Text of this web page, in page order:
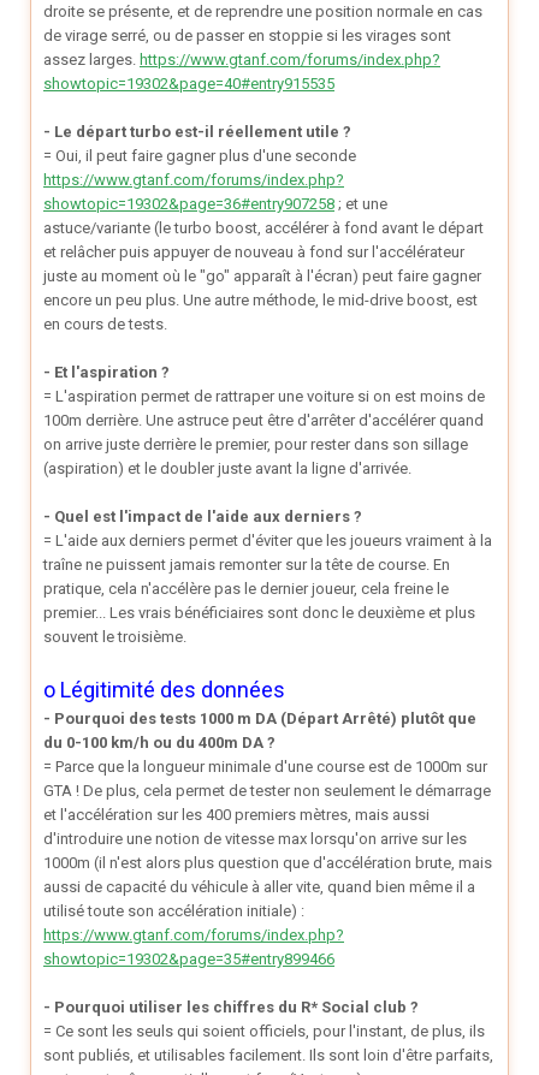
droite se présente, et de reprendre une position normale en cas
de virage serré, ou de passer en stoppie si les virages sont
assez larges. https://www.gtanf.com/forums/index.php?
showtopic=19302&page=40#entry915535
- Le départ turbo est-il réellement utile ?
= Oui, il peut faire gagner plus d'une seconde
https://www.gtanf.com/forums/index.php?
showtopic=19302&page=36#entry907258 ; et une
astuce/variante (le turbo boost, accélérer à fond avant le départ
et relâcher puis appuyer de nouveau à fond sur l'accélérateur
juste au moment où le "go" apparaît à l'écran) peut faire gagner
encore un peu plus. Une autre méthode, le mid-drive boost, est
en cours de tests.
- Et l'aspiration ?
= L'aspiration permet de rattraper une voiture si on est moins de
100m derrière. Une astruce peut être d'arrêter d'accélérer quand
on arrive juste derrière le premier, pour rester dans son sillage
(aspiration) et le doubler juste avant la ligne d'arrivée.
- Quel est l'impact de l'aide aux derniers ?
= L'aide aux derniers permet d'éviter que les joueurs vraiment à la
traîne ne puissent jamais remonter sur la tête de course. En
pratique, cela n'accélère pas le dernier joueur, cela freine le
premier... Les vrais bénéficiaires sont donc le deuxième et plus
souvent le troisième.
o Légitimité des données
- Pourquoi des tests 1000 m DA (Départ Arrêté) plutôt que
du 0-100 km/h ou du 400m DA ?
= Parce que la longueur minimale d'une course est de 1000m sur
GTA ! De plus, cela permet de tester non seulement le démarrage
et l'accélération sur les 400 premiers mètres, mais aussi
d'introduire une notion de vitesse max lorsqu'on arrive sur les
1000m (il n'est alors plus question que d'accélération brute, mais
aussi de capacité du véhicule à aller vite, quand bien même il a
utilisé toute son accélération initiale) :
https://www.gtanf.com/forums/index.php?
showtopic=19302&page=35#entry899466
- Pourquoi utiliser les chiffres du R* Social club ?
= Ce sont les seuls qui soient officiels, pour l'instant, de plus, ils
sont publiés, et utilisables facilement. Ils sont loin d'être parfaits,